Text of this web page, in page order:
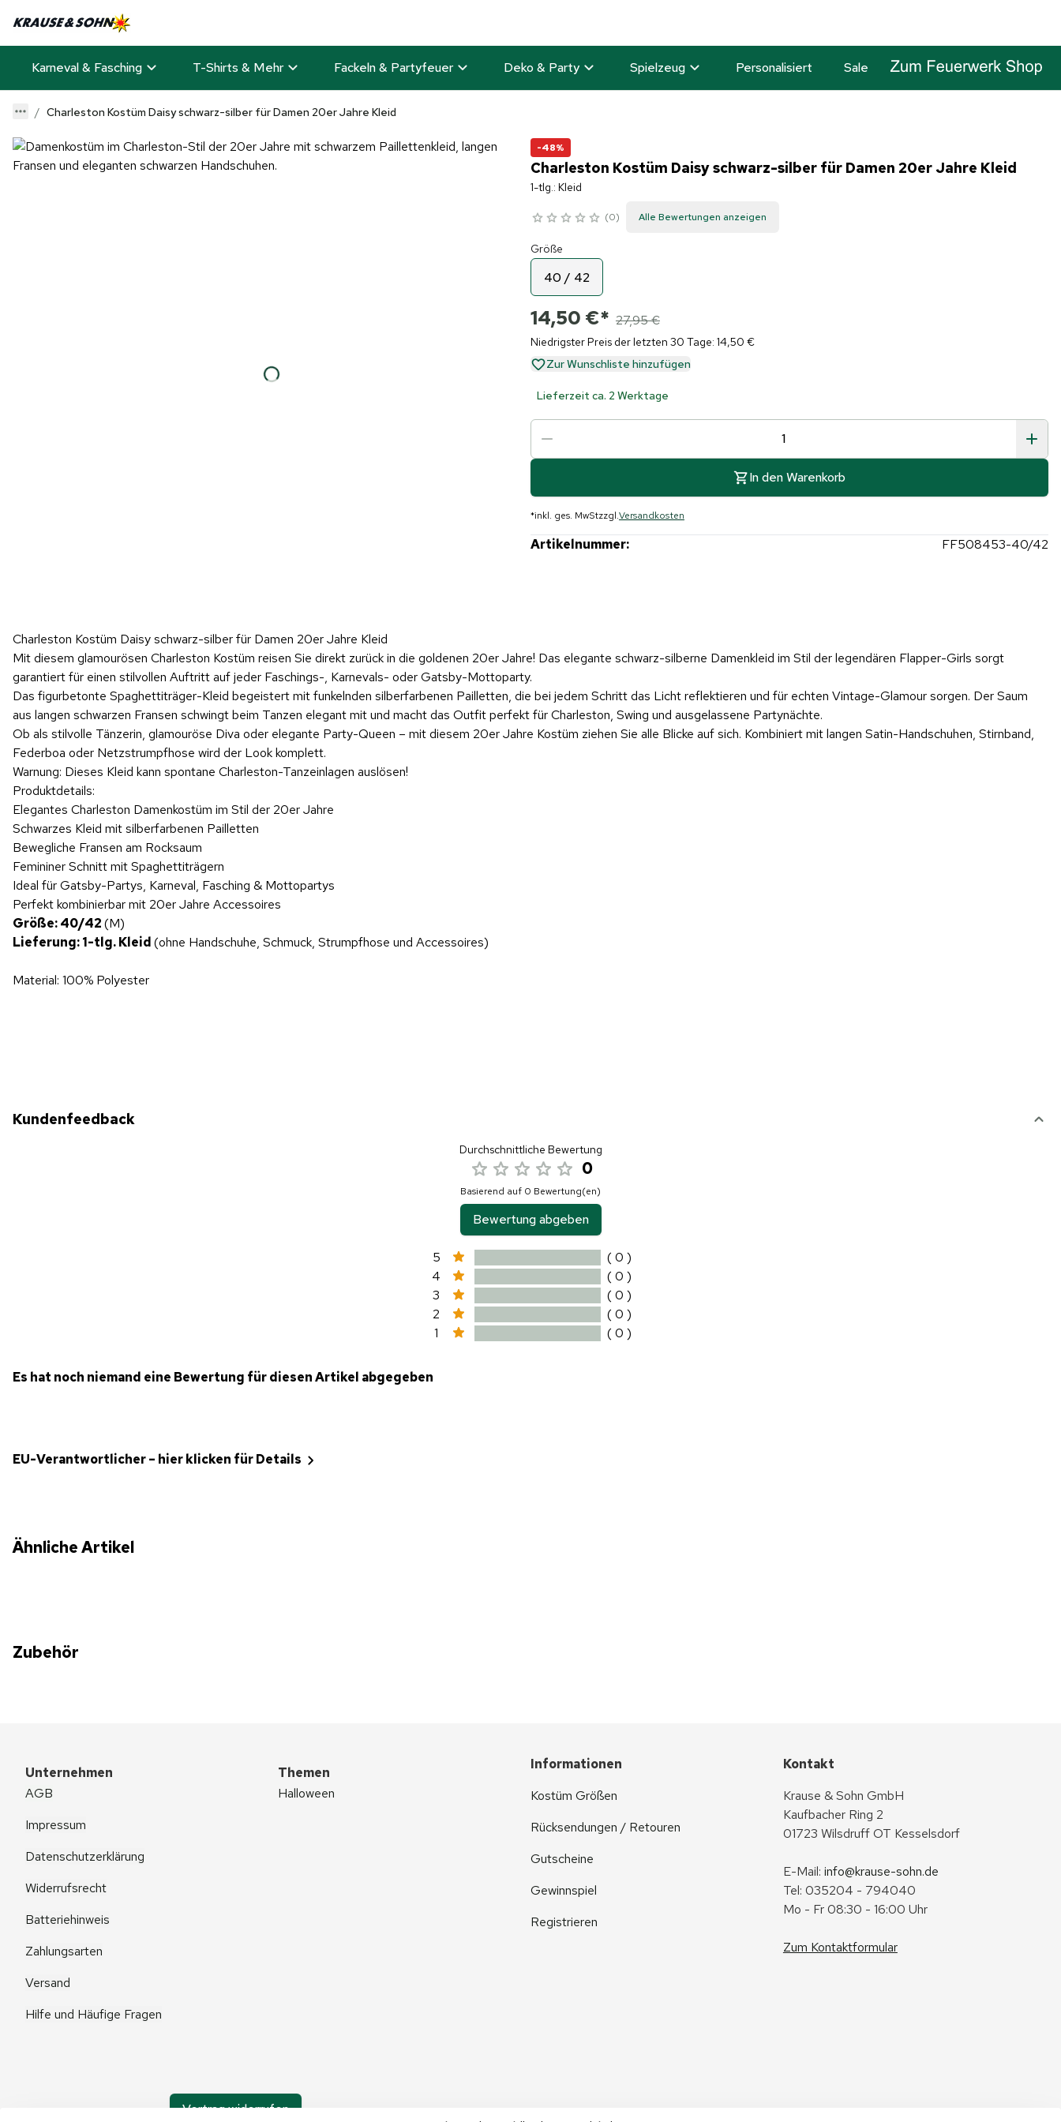
Karneval & Fasching T-Shirts & Mehr Fackeln & Partyfeuer Deko & Party Spielzeug Personalisiert Sale
Charleston Kostüm Daisy schwarz-silber für Damen 20er Jahre Kleid
-48%
Charleston Kostüm Daisy schwarz-silber für Damen 20er Jahre Kleid
1-tlg.: Kleid
0 Alle Bewertungen anzeigen
Größe
40 / 42
14,50 €* 27,95 €
Niedrigster Preis der letzten 30 Tage: 14,50 €
Zur Wunschliste hinzufügen
Lieferzeit ca. 2 Werktage
In den Warenkorb
*inkl. ges. MwStzzgl.Versandkosten
Artikelnummer: FF508453-40/42
Charleston Kostüm Daisy schwarz-silber für Damen 20er Jahre Kleid
Mit diesem glamourösen Charleston Kostüm reisen Sie direkt zurück in die goldenen 20er Jahre! Das elegante schwarz-silberne Damenkleid im Stil der legendären Flapper-Girls sorgt
garantiert für einen stilvollen Auftritt auf jeder Faschings-, Karnevals- oder Gatsby-Mottoparty.
Das figurbetonte Spaghettiträger-Kleid begeistert mit funkelnden silberfarbenen Pailletten, die bei jedem Schritt das Licht reflektieren und für echten Vintage-Glamour sorgen. Der Saum
aus langen schwarzen Fransen schwingt beim Tanzen elegant mit und macht das Outfit perfekt für Charleston, Swing und ausgelassene Partynächte.
Ob als stilvolle Tänzerin, glamouröse Diva oder elegante Party-Queen – mit diesem 20er Jahre Kostüm ziehen Sie alle Blicke auf sich. Kombiniert mit langen Satin-Handschuhen, Stirnband,
Federboa oder Netzstrumpfhose wird der Look komplett.
Warnung: Dieses Kleid kann spontane Charleston-Tanzeinlagen auslösen!
Produktdetails:
Elegantes Charleston Damenkostüm im Stil der 20er Jahre
Schwarzes Kleid mit silberfarbenen Pailletten
Bewegliche Fransen am Rocksaum
Femininer Schnitt mit Spaghettiträgern
Ideal für Gatsby-Partys, Karneval, Fasching & Mottopartys
Perfekt kombinierbar mit 20er Jahre Accessoires
Größe: 40/42(M)
Lieferung: 1-tlg. Kleid(ohne Handschuhe, Schmuck, Strumpfhose und Accessoires)
Material: 100% Polyester
Kundenfeedback
Durchschnittliche Bewertung
0
Basierend auf 0 Bewertung(en)
Bewertung abgeben
5
( 0 )
4
( 0 )
3
( 0 )
2
( 0 )
1
( 0 )
Es hat noch niemand eine Bewertung für diesen Artikel abgegeben
EU-Verantwortlicher – hier klicken für Details
Ähnliche Artikel
Zubehör
Unternehmen
AGB
Impressum
Datenschutzerklärung
Widerrufsrecht
Batteriehinweis
Zahlungsarten
Versand
Hilfe und Häufige Fragen
Themen
Halloween
Informationen
Kostüm Größen
Rücksendungen / Retouren
Gutscheine
Gewinnspiel
Registrieren
Kontakt
Krause & Sohn GmbH
Kaufbacher Ring 2
01723 Wilsdruff OT Kesselsdorf
E-Mail: info@krause-sohn.de
Tel: 035204 - 794040
Mo - Fr 08:30 - 16:00 Uhr
Zum Kontaktformular
Vertrag widerrufen